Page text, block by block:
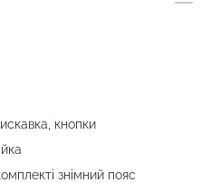
кнопки
знімний пояс